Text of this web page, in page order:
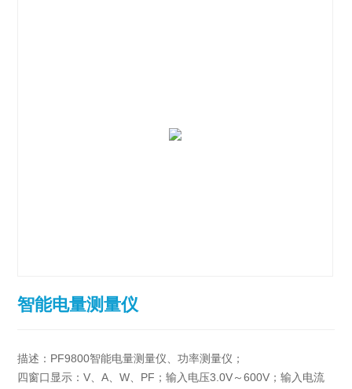
智能电量测量仪
描述：PF9800智能电量测量仪、功率测量仪；
四窗口显示：V、A、W、PF；输入电压3.0V～600V；输入电流